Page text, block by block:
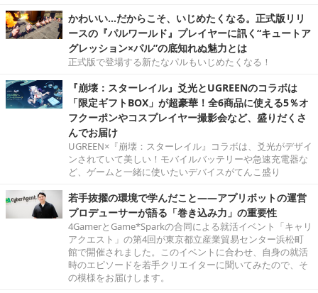
かわいい…だからこそ、いじめたくなる。正式版リリ
ースの『パルワールド』プレイヤーに訊く“キュートア
グレッション×パル”の底知れぬ魅力とは
正式版で登場する新たなパルもいじめたくなる！
『崩壊：スターレイル』爻光とUGREENのコラボは
「限定ギフトBOX」が超豪華！全6商品に使える5％オ
フクーポンやコスプレイヤー撮影会など、盛りだくさ
んでお届け
UGREEN×『崩壊：スターレイル』コラボは、爻光がデザイ
ンされていて美しい！モバイルバッテリーや急速充電器な
ど、ゲームと一緒に使いたいデバイスがてんこ盛り
若手抜擢の環境で学んだこと――アプリボットの運営
プロデューサーが語る「巻き込み力」の重要性
4GamerとGame*Sparkの合同による就活イベント「キャリ
アクエスト」の第4回が東京都立産業貿易センター浜松町
館で開催されました。このイベントに合わせ、自身の就活
時のエピソードを若手クリエイターに聞いてみたので、そ
の模様をお届けします。